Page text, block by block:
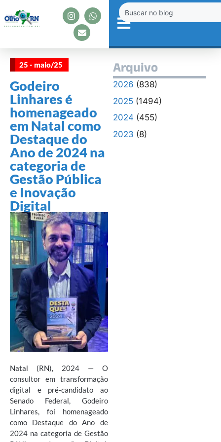
25 - maio/25
Godeiro
Linhares é
homenageado
em Natal como
Destaque do
Ano de 2024 na
categoria de
Gestão Pública
e Inovação
Digital
Natal (RN), 2024 — O
consultor em transformação
digital e pré-candidato ao
Senado Federal, Godeiro
Linhares, foi homenageado
como Destaque do Ano de
2024 na categoria de Gestão
Arquivo
2026 (838)
2025(1494)
2024 (455)
2023 (8)